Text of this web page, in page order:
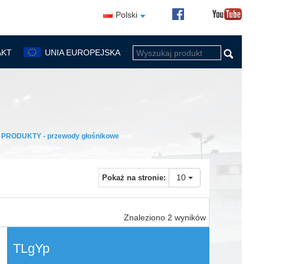
Polski
UNIA EUROPEJSKA
PRODUKTY - przewody głośnikowe
Pokaż na stronie: 10
Znaleziono 2 wyników
TLgYp